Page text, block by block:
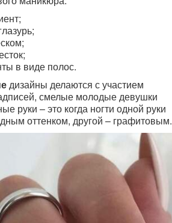
в виде полос.
дизайны делаются с участием
смелые молодые девушки
руки –это когда ногти одной руки
оттенком, другой – графитовым.